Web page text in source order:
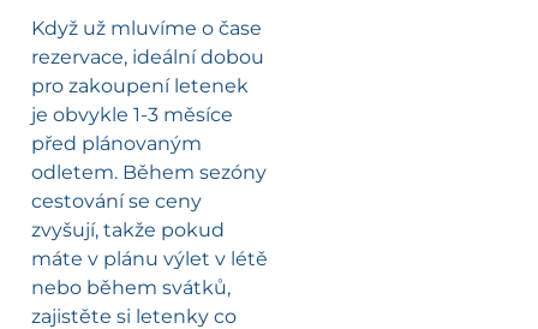
Když už mluvíme o čase
rezervace, ideální dobou
pro zakoupení letenek
je obvykle 1-3 měsíce
před plánovaným
odletem. Během sezóny
cestování se ceny
zvyšují, takže pokud
máte v plánu výlet v létě
nebo během svátků,
zajistěte si letenky co